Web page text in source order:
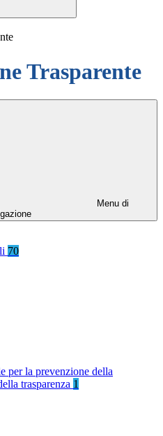
Trasparente
Menu di
70
per la prevenzione della
trasparenza 1